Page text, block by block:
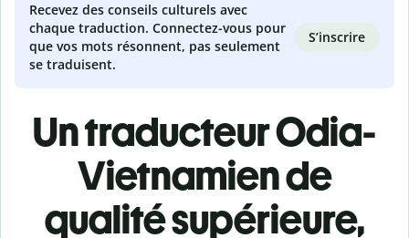
Recevez des conseils culturels avec
chaque traduction. Connectez-vous pour
que vos mots résonnent, pas seulement
se traduisent.
S’inscrire
Un traducteur Odia-
Vietnamien de
qualité supérieure,